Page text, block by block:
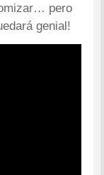
pero
genial!